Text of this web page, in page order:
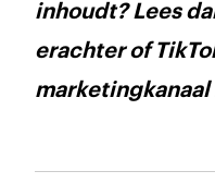
inhoudt? Lees
erachter of